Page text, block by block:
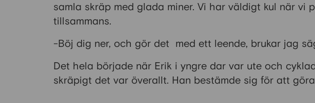
samla skräp med glada miner. Vi har väldigt kul när vi
tillsammans.
-Böj dig ner, och gör det med ett leende, brukar jag
Det hela började när Erik i yngre dar var ute och
skräpigt det var överallt. Han bestämde sig för att